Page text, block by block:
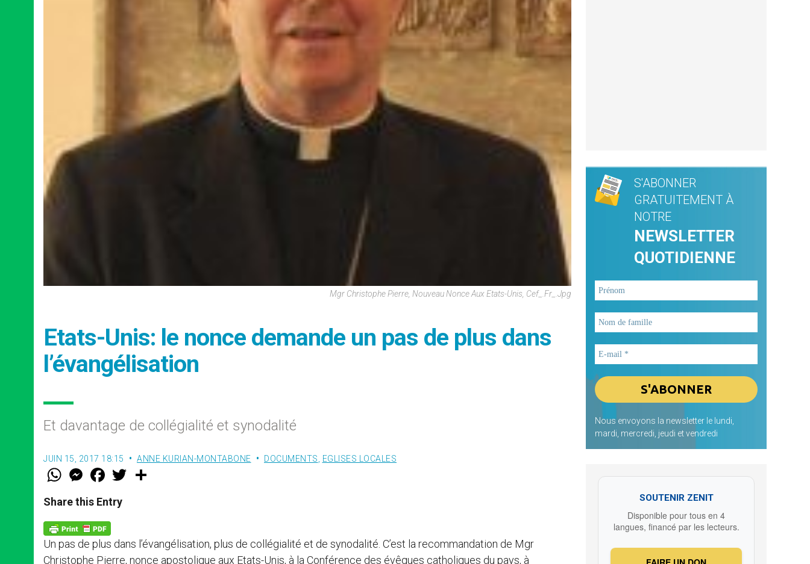
Mgr Christophe Pierre, Nouveau Nonce Aux Etats-Unis, Cef_.fr_.jpg
Etats-Unis: le nonce demande un pas de plus dans
l’évangélisation
Et davantage de collégialité et synodalité
JUIN 15, 2017 18:15 ANNE KURIAN-MONTABONE DOCUMENTS EGLISES LOCALES
W
t
s
p
p
M
e
s
e
g
e
r
F
a
e
b
o
k
w
Share this Entry
Un pas de plus dans l’évangélisation, plus de collégialité et de synodalité. C’est la recommandation de Mgr
Christophe Pierre, nonce apostolique aux Etats-Unis, à la Conférence des évêques catholiques du pays, à
S'ABONNER
GRATUITEMENT À
NOTRE
NEWSLETTER
QUOTIDIENNE
Nous envoyons la newsletter le lundi,
mardi, mercredi, jeudi et vendredi
SOUTENIR ZENIT
Disponible pour tous en 4
langues, financé par les lecteurs.